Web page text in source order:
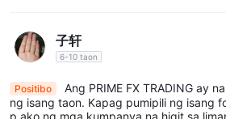
TRADING nag-aalok ng ilang mga
swaps, at mga opsyon sa currency.
ay nagpapahintulot sa mga
子轩
6-10 taon
Positibo
Ang PRIME FX TRADING ay
ng isang taon. Kapag pumipili ng isang